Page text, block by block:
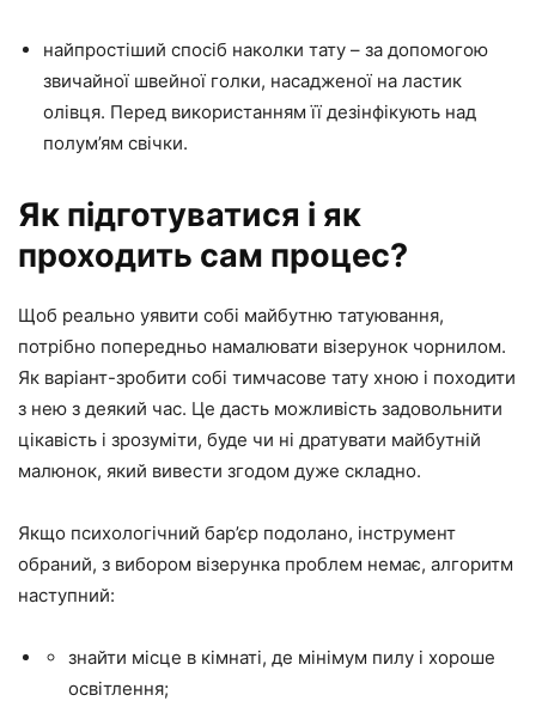
найпростіший спосіб наколки тату – за допомогою
звичайної швейної голки, насадженої на ластик
олівця. Перед використанням її дезінфікують над
полум’ям свічки.
Як підготуватися і як
проходить сам процес?
Щоб реально уявити собі майбутню татуювання,
потрібно попередньо намалювати візерунок чорнилом.
Як варіант-зробити собі тимчасове тату хною і походити
з нею з деякий час. Це дасть можливість задовольнити
цікавість і зрозуміти, буде чи ні дратувати майбутній
малюнок, який вивести згодом дуже складно.
Якщо психологічний бар’єр подолано, інструмент
обраний, з вибором візерунка проблем немає, алгоритм
наступний:
знайти місце в кімнаті, де мінімум пилу і хороше
освітлення;